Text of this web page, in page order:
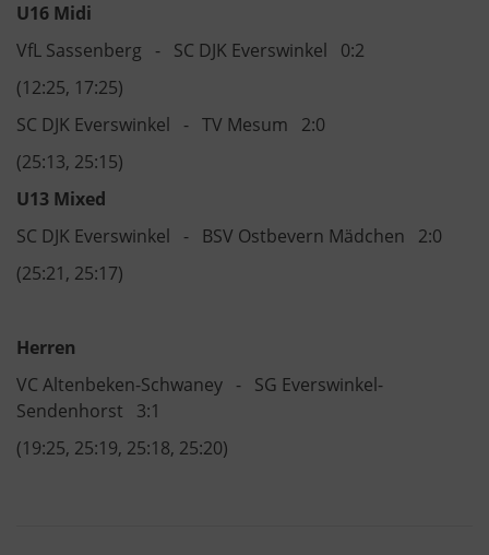
U16 Midi
VfL Sassenberg - SC DJK Everswinkel 0:2
(12:25, 17:25)
SC DJK Everswinkel - TV Mesum 2:0
(25:13, 25:15)
U13 Mixed
SC DJK Everswinkel - BSV Ostbevern Mädchen 2:0
(25:21, 25:17)
Herren
VC Altenbeken-Schwaney - SG Everswinkel-
Sendenhorst 3:1
(19:25, 25:19, 25:18, 25:20)